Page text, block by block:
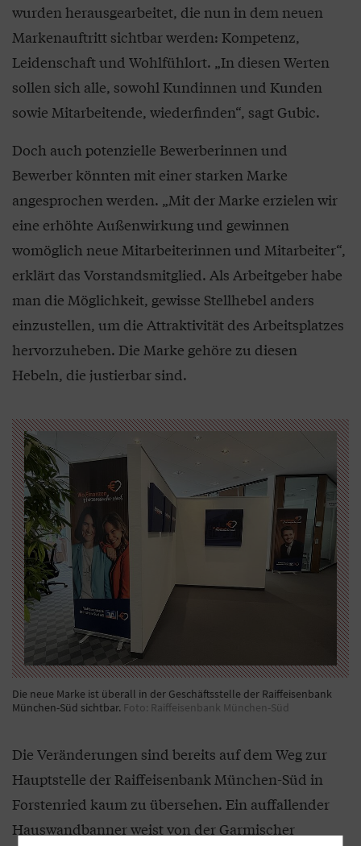
wurden herausgearbeitet, die nun in dem neuen
Markenauftritt sichtbar werden: Kompetenz,
Leidenschaft und Wohlfühlort. „In diesen Werten
sollen sich alle, sowohl Kundinnen und Kunden
sowie Mitarbeitende, wiederfinden“, sagt Gubic.
Doch auch potenzielle Bewerberinnen und
Bewerber könnten mit einer starken Marke
angesprochen werden. „Mit der Marke erzielen wir
eine erhöhte Außenwirkung und gewinnen
womöglich neue Mitarbeiterinnen und Mitarbeiter“,
erklärt das Vorstandsmitglied. Als Arbeitgeber habe
man die Möglichkeit, gewisse Stellhebel anders
einzustellen, um die Attraktivität des Arbeitsplatzes
hervorzuheben. Die Marke gehöre zu diesen
Hebeln, die justierbar sind.
Die neue Marke ist überall in der Geschäftsstelle der Raiffeisenbank
München-Süd sichtbar. Foto: Raiffeisenbank München-Süd
Die Veränderungen sind bereits auf dem Weg zur
Hauptstelle der Raiffeisenbank München-Süd in
Forstenried kaum zu übersehen. Ein auffallender
Hauswandbanner weist von der Garmischer